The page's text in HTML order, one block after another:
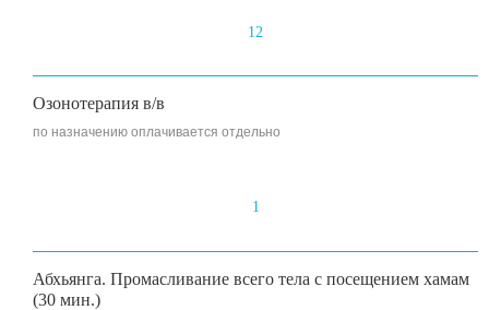
12
Озонотерапия в/в
по назначению оплачивается отдельно
1
Абхьянга. Промасливание всего тела с посещением хамам
(30 мин.)